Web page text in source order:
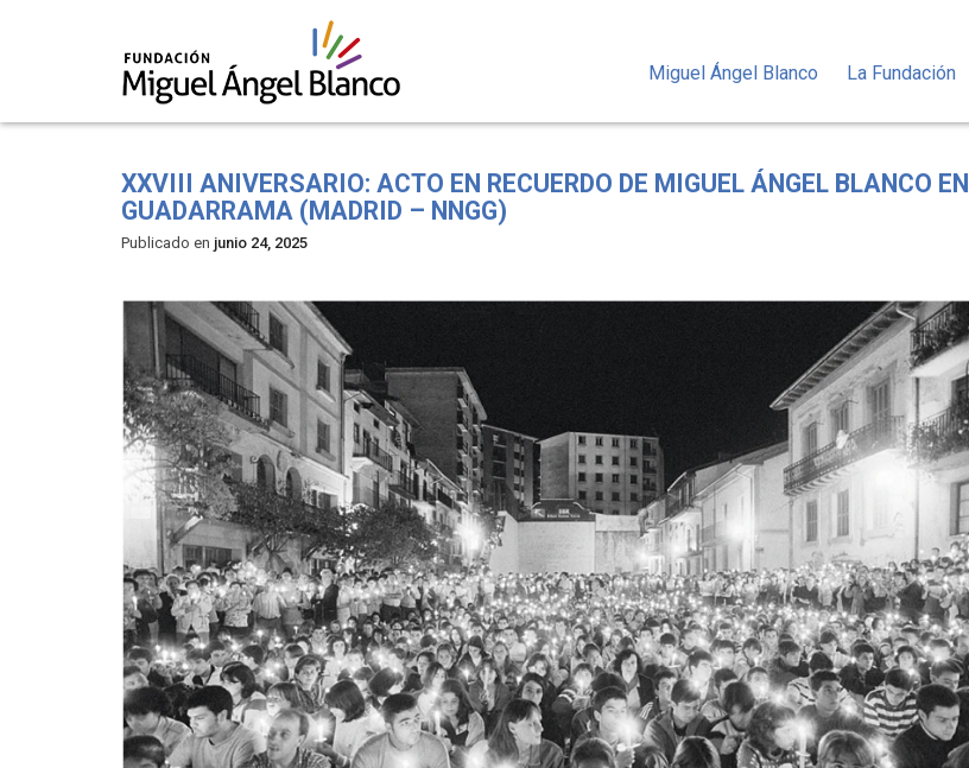
Miguel Ángel Blanco La Fundación
XXVIII ANIVERSARIO: ACTO EN RECUERDO DE MIGUEL ÁNGEL BLANCO EN
GUADARRAMA (MADRID – NNGG)
Publicado en junio 24, 2025